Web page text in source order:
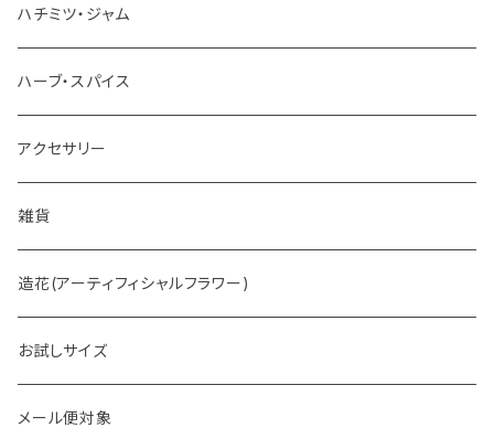
お茶
ホットチョコレート
ハチミツ・ジャム
ハーブ・スパイス
アクセサリー
雑貨
造花(アーティフィシャルフラワー)
お試しサイズ
メール便対象